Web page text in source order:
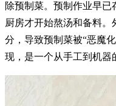
除预制菜。预制作业早已
厨房才开始熬汤和备料
分，导致预制菜被“恶魔
现，是一个从手工到机器